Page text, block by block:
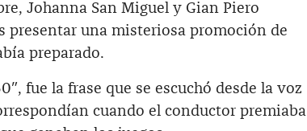
Johanna San Miguel y Gian Piero
presentar una misteriosa promoción de
preparado.
fue la frase que se escuchó desde la voz
cuando el conductor premiaba